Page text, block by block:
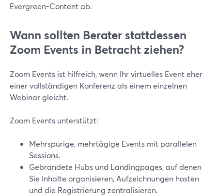
Evergreen-Content ab.
Wann sollten Berater stattdessen
Zoom Events in Betracht ziehen?
Zoom Events ist hilfreich, wenn Ihr virtuelles Event eher
einer vollständigen Konferenz als einem einzelnen
Webinar gleicht.
Zoom Events unterstützt:
Mehrspurige, mehrtägige Events mit parallelen
Sessions.
Gebrandete Hubs und Landingpages, auf denen
Sie Inhalte organisieren, Aufzeichnungen hosten
und die Registrierung zentralisieren.